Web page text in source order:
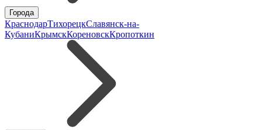
Города
КраснодарТихорецкСлавянск-на-
КубаниКрымскКореновскКропоткин